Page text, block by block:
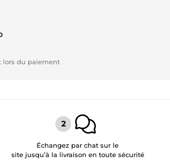
lors du paiement
Échangez par chat sur le
site jusqu’à la livraison en toute sécurité